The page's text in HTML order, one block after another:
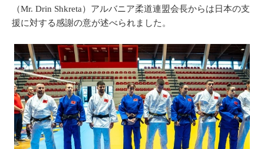
（Mr. Drin Shkreta）アルバニア柔道連盟会長からは日本の支
援に対する感謝の意が述べられました。